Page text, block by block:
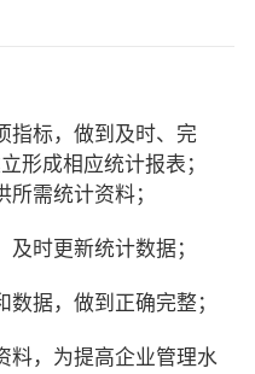
指标，做到及时、完
形成相应统计报表；
需统计资料；
时更新统计数据；
据，做到正确完整；
料，为提高企业管理水